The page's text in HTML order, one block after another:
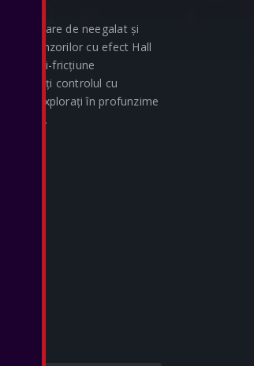
valoare de neegalat și
senzorilor cu efect Hall
anti-fricțiune
păstrați controlul cu
vă, explorați în profunzime